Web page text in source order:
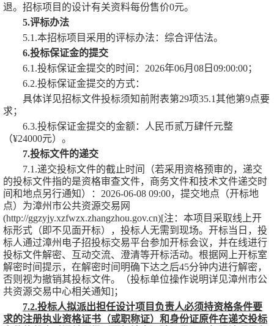
退。招标项目的设计有关资料每份售价0元。
5.评标办法
5.1.本招标项目采用的评标办法： 综合评估法。
6.投标保证金的提交
6.1.投标保证金提交的时间： 2026年06月08日09:00:00；
6.2.投标保证金提交的方式：
具体详见招标文件投标须知前附表第29项35.1其他第9点要
求 ；
6.3.投标保证金提交的金额：
人民币贰万肆仟元整
（¥24000元） 。
7.投标文件的递交
7.1.递交投标文件的截止时间（若采用资格预审的，递交
的投标文件指的是资格审查文件，商务文件和技术文件递交时
间和地点另行通知）： 2026-06-08 09:00，提交地点（开标地
点）为漳州市公共资源交易网
(http://ggzyjy.xzfwzx.zhangzhou.gov.cn)[注：本项目采取线上开
标形式（即不见面开标），投标人无需到现场。开标当日，投
标人通过漳州电子招投标交易平台参加开标会议，并在线进行
投标文件解密、互动交流、澄清等开标活动。根据网上开标室
解密时间提示，在解密时间明确下达之后45分钟内进行解密，
否则视为撤销其投标文件。（投标单位操作说明详见漳州市公
共资源交易中心相关通知]；
7.2.投标人拟派出担任设计项目负责人必须持资格条件要
求的注册执业资格证书（或职称证）和身份证原件在递交投标